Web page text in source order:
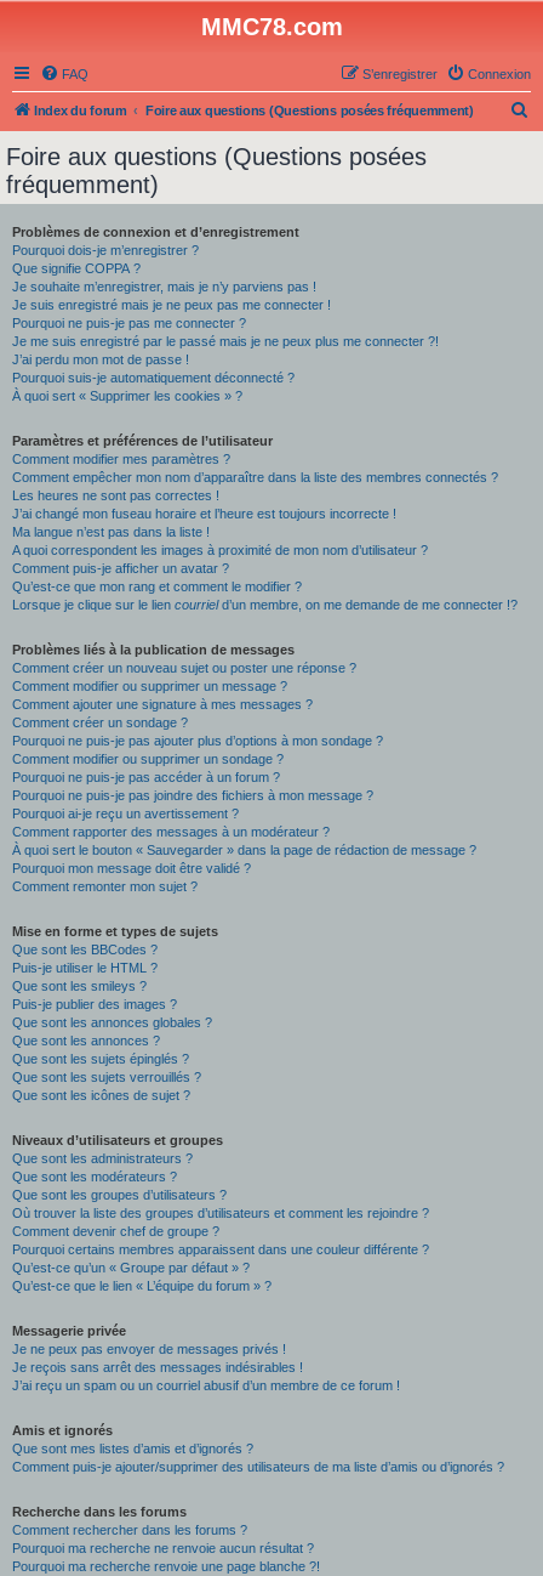
MMC78.com
FAQ Connexion
S’enregistrer
Index du forum Foire aux questions (Questions posées fréquemment)
Foire aux questions (Questions posées
fréquemment)
Problèmes de connexion et d’enregistrement
Pourquoi dois-je m’enregistrer ?
Que signifie COPPA ?
Je souhaite m’enregistrer, mais je n’y parviens pas !
Je suis enregistré mais je ne peux pas me connecter !
Pourquoi ne puis-je pas me connecter ?
Je me suis enregistré par le passé mais je ne peux plus me connecter ?!
J’ai perdu mon mot de passe !
Pourquoi suis-je automatiquement déconnecté ?
À quoi sert « Supprimer les cookies » ?
Paramètres et préférences de l’utilisateur
Comment modifier mes paramètres ?
Comment empêcher mon nom d’apparaître dans la liste des membres connectés ?
Les heures ne sont pas correctes !
J’ai changé mon fuseau horaire et l’heure est toujours incorrecte !
Ma langue n’est pas dans la liste !
A quoi correspondent les images à proximité de mon nom d’utilisateur ?
Comment puis-je afficher un avatar ?
Qu’est-ce que mon rang et comment le modifier ?
Lorsque je clique sur le lien courrield’un membre, on me demande de me connecter !?
Problèmes liés à la publication de messages
Comment créer un nouveau sujet ou poster une réponse ?
Comment modifier ou supprimer un message ?
Comment ajouter une signature à mes messages ?
Comment créer un sondage ?
Pourquoi ne puis-je pas ajouter plus d’options à mon sondage ?
Comment modifier ou supprimer un sondage ?
Pourquoi ne puis-je pas accéder à un forum ?
Pourquoi ne puis-je pas joindre des fichiers à mon message ?
Pourquoi ai-je reçu un avertissement ?
Comment rapporter des messages à un modérateur ?
À quoi sert le bouton « Sauvegarder » dans la page de rédaction de message ?
Pourquoi mon message doit être validé ?
Comment remonter mon sujet ?
Mise en forme et types de sujets
Que sont les BBCodes ?
Puis-je utiliser le HTML ?
Que sont les smileys ?
Puis-je publier des images ?
Que sont les annonces globales ?
Que sont les annonces ?
Que sont les sujets épinglés ?
Que sont les sujets verrouillés ?
Que sont les icônes de sujet ?
Niveaux d’utilisateurs et groupes
Que sont les administrateurs ?
Que sont les modérateurs ?
Que sont les groupes d’utilisateurs ?
Où trouver la liste des groupes d’utilisateurs et comment les rejoindre ?
Comment devenir chef de groupe ?
Pourquoi certains membres apparaissent dans une couleur différente ?
Qu’est-ce qu’un « Groupe par défaut » ?
Qu’est-ce que le lien « L’équipe du forum » ?
Messagerie privée
Je ne peux pas envoyer de messages privés !
Je reçois sans arrêt des messages indésirables !
J’ai reçu un spam ou un courriel abusif d’un membre de ce forum !
Amis et ignorés
Que sont mes listes d’amis et d’ignorés ?
Comment puis-je ajouter/supprimer des utilisateurs de ma liste d’amis ou d’ignorés ?
Recherche dans les forums
Comment rechercher dans les forums ?
Pourquoi ma recherche ne renvoie aucun résultat ?
Pourquoi ma recherche renvoie une page blanche ?!